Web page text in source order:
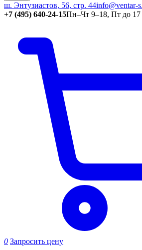
ш. Энтузиастов, 56, стр. 44info@ventar-
+7 (495) 640-24-15Пн–Чт 9–18, Пт до 17
0 Запросить цену